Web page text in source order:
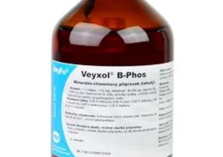
Dárkové poukazy
Klinika Veterix
777 319 516 (Po–Pá, 9–19h; So–Ne, 9–14h)
info@veterix.cz
E-shop Veterix
777 319 517 (Po–Pá, 8–15h)
eshop@veterix.cz